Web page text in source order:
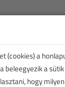
(cookies) a
a
hogy